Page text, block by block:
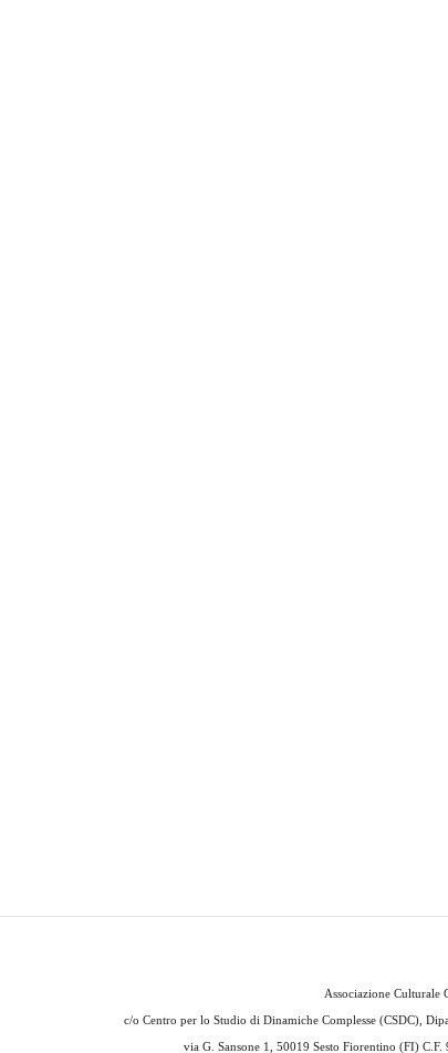
Associazione Culturale
c/o Centro per lo Studio di Dinamiche Complesse (CSDC),
via G. Sansone 1, 50019 Sesto Fiorentino (FI) C.F.